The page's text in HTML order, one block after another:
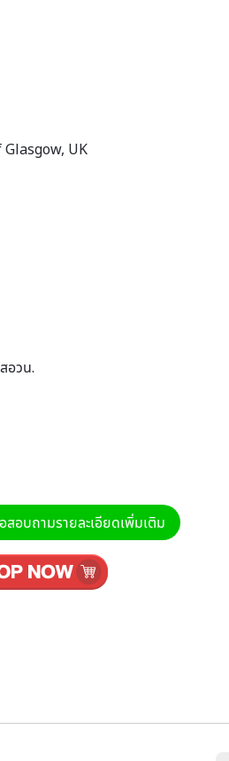
UK
อวน.
สอบถามรายละเอียดเพิ่มเติม